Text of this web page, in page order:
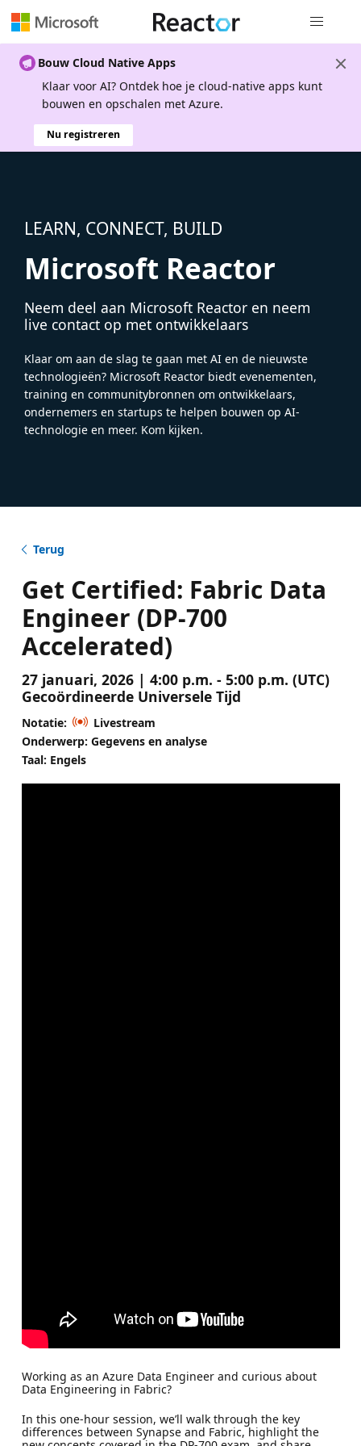
Bouw Cloud Native Apps
Klaar voor AI? Ontdek hoe je cloud-native apps kunt
bouwen en opschalen met Azure.
Nu registreren
LEARN, CONNECT, BUILD
Microsoft Reactor
Neem deel aan Microsoft Reactor en neem
live contact op met ontwikkelaars
Klaar om aan de slag te gaan met AI en de nieuwste
technologieën? Microsoft Reactor biedt evenementen,
training en communitybronnen om ontwikkelaars,
ondernemers en startups te helpen bouwen op AI-
technologie en meer. Kom kijken.
Terug
Get Certified: Fabric Data
Engineer (DP-700
Accelerated)
27 januari, 2026 | 4:00 p.m. - 5:00 p.m. (UTC)
Gecoördineerde Universele Tijd
Notatie:
Livestream
Onderwerp: Gegevens en analyse
Taal: Engels
Working as an Azure Data Engineer and curious about
Data Engineering in Fabric?
In this one-hour session, we’ll walk through the key
differences between Synapse and Fabric, highlight the